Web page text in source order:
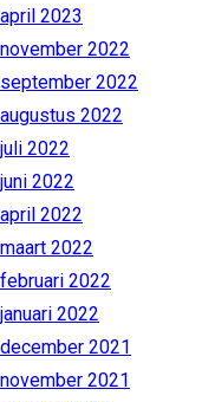
april 2023
november 2022
september 2022
augustus 2022
juli 2022
juni 2022
april 2022
maart 2022
februari 2022
januari 2022
december 2021
november 2021